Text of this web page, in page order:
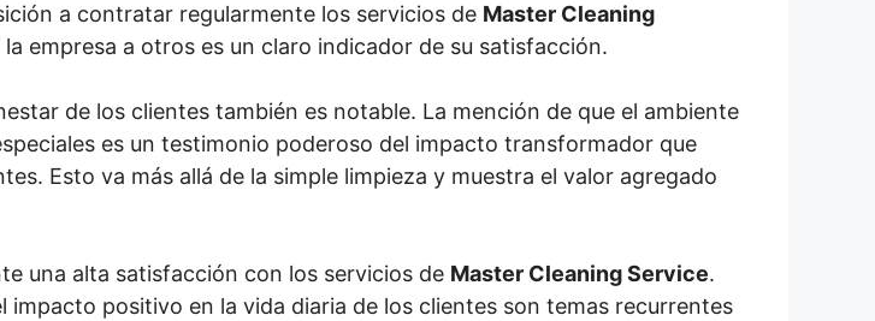
a contratar regularmente los servicios de Master Cleaning
empresa a otros es un claro indicador de su satisfacción.
de los clientes también es notable. La mención de que el ambiente
es un testimonio poderoso del impacto transformador que
Esto va más allá de la simple limpieza y muestra el valor agregado
una alta satisfacción con los servicios de Master Cleaning Service.
positivo en la vida diaria de los clientes son temas recurrentes